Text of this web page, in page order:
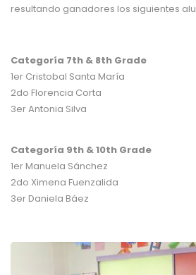
resultando ganadores los siguientes
Categoría 7th & 8th Grade
1er Cristobal Santa María
2do Florencia Corta
3er Antonia Silva
Categoría 9th & 10th Grade
1er Manuela Sánchez
2do Ximena Fuenzalida
3er Daniela Báez